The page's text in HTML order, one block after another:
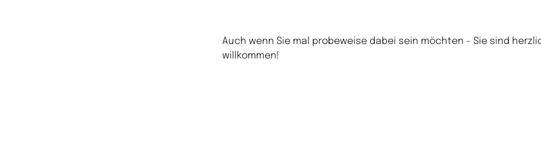
Auch wenn Sie mal probeweise dabei sein möchten - Sie sind
willkommen!